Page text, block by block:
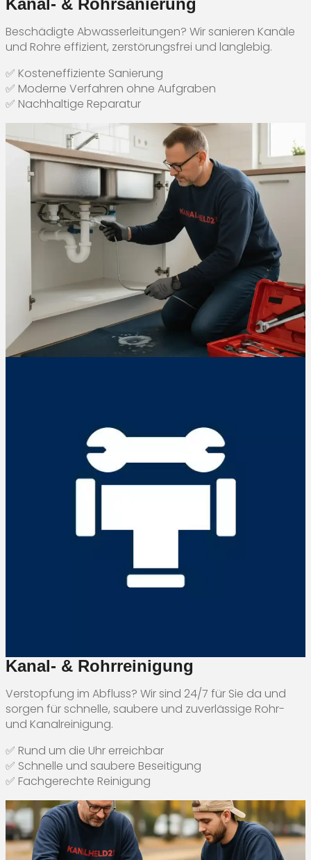
Kanal- & Rohrsanierung
Beschädigte Abwasserleitungen? Wir sanieren Kanäle
und Rohre effizient, zerstörungsfrei und langlebig.
✅ Kosteneffiziente Sanierung
✅ Moderne Verfahren ohne Aufgraben
✅ Nachhaltige Reparatur
Kanal- & Rohrreinigung
Verstopfung im Abfluss? Wir sind 24/7 für Sie da und
sorgen für schnelle, saubere und zuverlässige Rohr-
und Kanalreinigung.
✅ Rund um die Uhr erreichbar
✅ Schnelle und saubere Beseitigung
✅ Fachgerechte Reinigung